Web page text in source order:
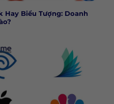
Biểu Tượng: Doanh